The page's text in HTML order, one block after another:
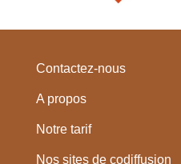
Contactez-nous
A propos
Notre tarif
Nos sites de codiffusion